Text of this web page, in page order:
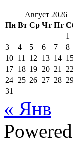
Август 2026
Пн Вт Ср Чт Пт
1
3
4 5 6 7 8
10 11 12 13 14
17 18 19 20 21 22
24 25 26 27 28
31
« Янв